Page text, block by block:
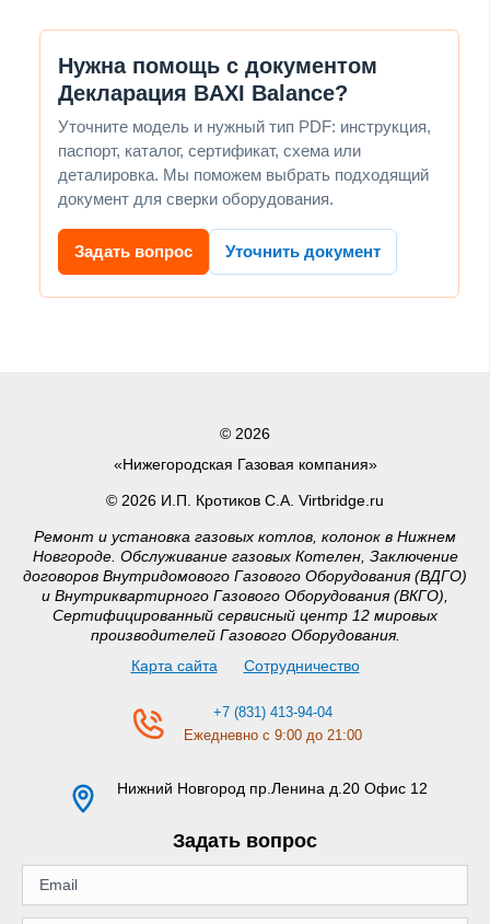
Нужна помощь с документом
Декларация BAXI Balance?
Уточните модель и нужный тип PDF: инструкция,
паспорт, каталог, сертификат, схема или
деталировка. Мы поможем выбрать подходящий
документ для сверки оборудования.
Задать вопрос Уточнить документ
© 2026
«Нижегородская Газовая компания»
© 2026 И.П. Кротиков С.А. Virtbridge.ru
Ремонт и установка газовых котлов, колонок в Нижнем
Новгороде. Обслуживание газовых Котелен, Заключение
договоров Внутридомового Газового Оборудования (ВДГО)
и Внутриквартирного Газового Оборудования (ВКГО),
Сертифицированный сервисный центр 12 мировых
производителей Газового Оборудования.
Карта сайта
Сотрудничество
+7 (831) 413-94-04
Ежедневно с 9:00 до 21:00
Нижний Новгород пр.Ленина д.20 Офис 12
Задать вопрос